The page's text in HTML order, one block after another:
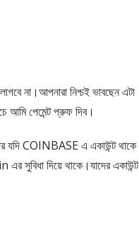
না।আপনারা নিশ্চই ভাবছেন এটা
আমি পেমেন্ট প্রুফ দিব।
COINBASE এ একাউন্ট থাকে
দিয়ে থাকে।যাদের একাউন্ট